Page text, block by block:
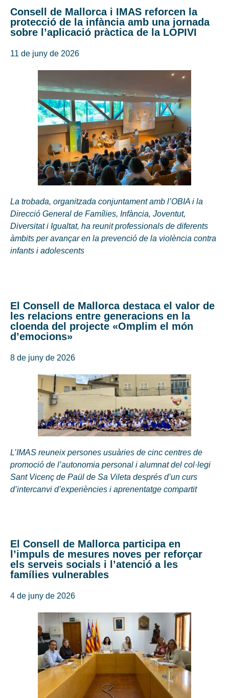
Consell de Mallorca i IMAS reforcen la
protecció de la infància amb una jornada
sobre l’aplicació pràctica de la LOPIVI
11 de juny de 2026
La trobada, organitzada conjuntament amb l’OBIA i la
Direcció General de Famílies, Infància, Joventut,
Diversitat i Igualtat, ha reunit professionals de diferents
àmbits per avançar en la prevenció de la violència contra
infants i adolescents
El Consell de Mallorca destaca el valor de
les relacions entre generacions en la
cloenda del projecte «Omplim el món
d’emocions»
8 de juny de 2026
L’IMAS reuneix persones usuàries de cinc centres de
promoció de l’autonomia personal i alumnat del col·legi
Sant Vicenç de Paül de Sa Vileta després d’un curs
d’intercanvi d’experiències i aprenentatge compartit
El Consell de Mallorca participa en
l’impuls de mesures noves per reforçar
els serveis socials i l’atenció a les
famílies vulnerables
4 de juny de 2026